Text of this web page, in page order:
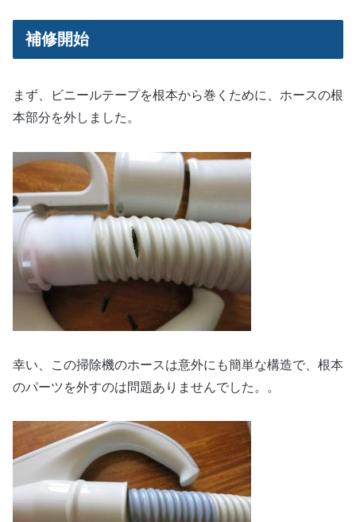
補修開始
まず、ビニールテープを根本から巻くために、ホースの根
本部分を外しました。
幸い、この掃除機のホースは意外にも簡単な構造で、根本
のパーツを外すのは問題ありませんでした。。